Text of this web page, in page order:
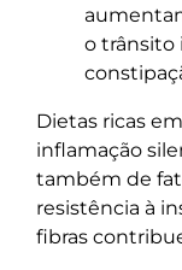
o trânsito
Dietas ricas
inflamação
também de
resistência à
fibras